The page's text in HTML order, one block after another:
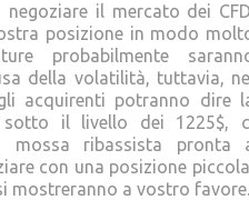
il mercato dei
posizione in modo
probabilmente
della volatilità, tuttavia,
acquirenti potranno dire
sotto il livello dei 1225$,
mossa ribassista pronta
con una posizione
mostreranno a vostro favore.